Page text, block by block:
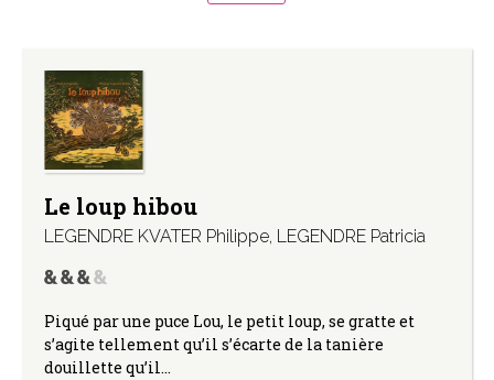
Le loup hibou
LEGENDRE KVATER Philippe, LEGENDRE Patricia
Piqué par une puce Lou, le petit loup, se gratte et
s’agite tellement qu’il s’écarte de la tanière
douillette qu’il…